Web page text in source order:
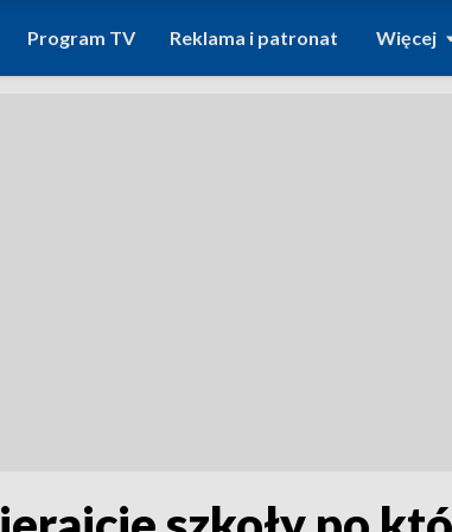
Program TV Reklama i patronat Więcej